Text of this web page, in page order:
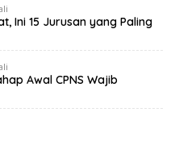
Ini 15 Jurusan yang Paling
Awal CPNS Wajib